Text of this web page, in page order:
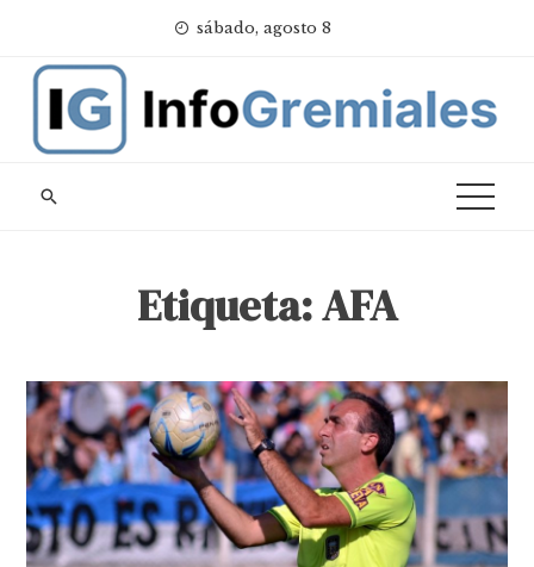
content
sábado, agosto 8
Etiqueta:AFA